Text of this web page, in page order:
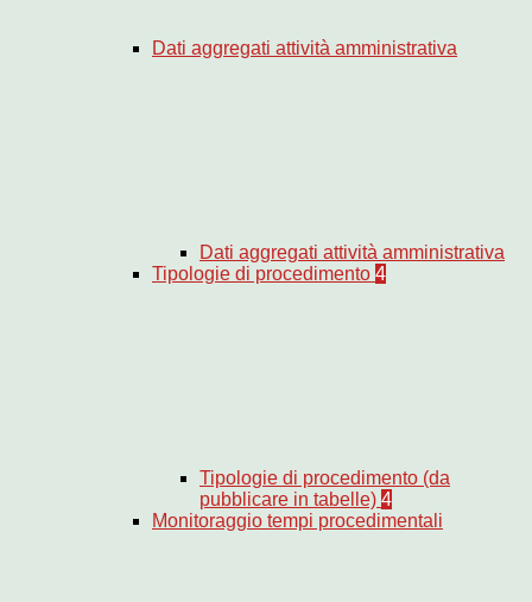
Dati aggregati attività amministrativa
Dati aggregati attività amministrativa
Tipologie di procedimento 4
Tipologie di procedimento (da
pubblicare in tabelle) 4
Monitoraggio tempi procedimentali